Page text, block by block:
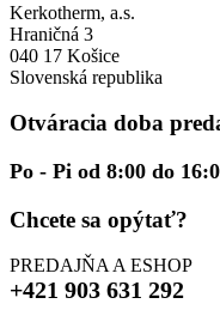
Kerkotherm, a.s.
Hraničná 3
040 17 Košice
Slovenská republika
Otváracia doba
Po - Pi od 8:00 do
Chcete sa opýtať?
PREDAJŇA A ESHOP
+421 903 631 292